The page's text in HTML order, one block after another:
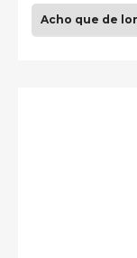
Acho que de